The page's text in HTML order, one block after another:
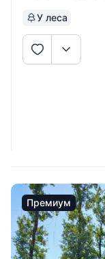
У леса
Премиум